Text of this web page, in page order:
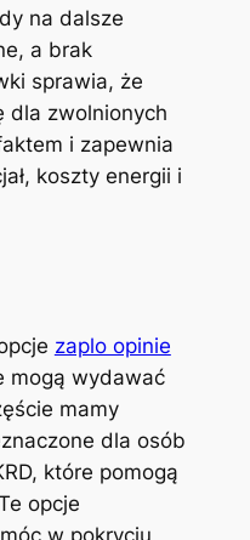
na dalsze
a brak
sprawia, że
dla zwolnionych
i zapewnia
koszty energii i
zaplo opinie
mogą wydawać
mamy
dla osób
które pomogą
opcje